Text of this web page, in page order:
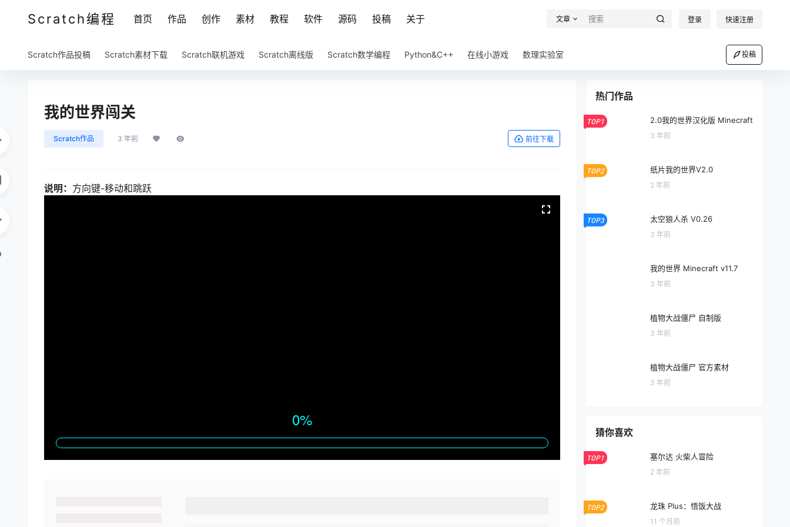
Scratch编程 首页 作品 创作 素材 教程 软件 源码 投稿 关于 文章 登录 快速注册
Scratch作品投稿 Scratch素材下载 Scratch联机游戏 Scratch离线版 Scratch数学编程 Python&C++ 在线小游戏 数理实验室 投稿
我的世界闯关
Scratch作品 3 年前 前往下载
说明： 方向键-移动和跳跃
热门作品
TOP1 2.0我的世界汉化版 Minecraft
3 年前
TOP2 纸片我的世界V2.0
2 年前
TOP3 太空狼人杀 V0.26
3 年前
我的世界 Minecraft v11.7
3 年前
植物大战僵尸 自制版
3 年前
植物大战僵尸 官方素材
3 年前
猜你喜欢
TOP1 塞尔达 火柴人冒险
2 年前
TOP2 龙珠 Plus：悟饭大战
11 个月前